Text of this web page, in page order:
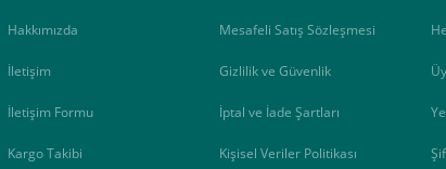
Hakkımızda
İletişim
İletişim Formu
Kargo Takibi
Mesafeli Satış Sözleşmesi
Gizlilik ve Güvenlik
İptal ve İade Şartları
Kişisel Veriler Politikası